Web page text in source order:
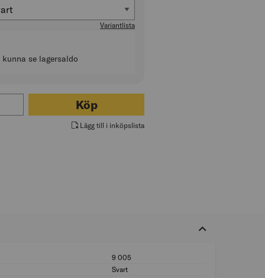
Variantlista
kunna se lagersaldo
TRAPPSTEG TAKSTEGE
Köp
Lägg till i inköpslista
9 005
Svart